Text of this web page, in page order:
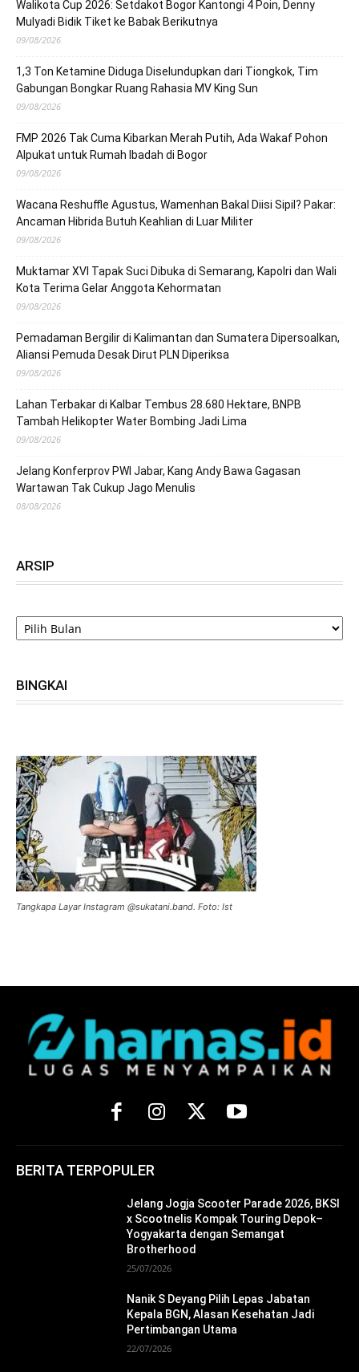
Walikota Cup 2026: Setdakot Bogor Kantongi 4 Poin, Denny
Mulyadi Bidik Tiket ke Babak Berikutnya
09/08/2026
1,3 Ton Ketamine Diduga Diselundupkan dari Tiongkok, Tim
Gabungan Bongkar Ruang Rahasia MV King Sun
09/08/2026
FMP 2026 Tak Cuma Kibarkan Merah Putih, Ada Wakaf Pohon
Alpukat untuk Rumah Ibadah di Bogor
09/08/2026
Wacana Reshuffle Agustus, Wamenhan Bakal Diisi Sipil? Pakar:
Ancaman Hibrida Butuh Keahlian di Luar Militer
09/08/2026
Muktamar XVI Tapak Suci Dibuka di Semarang, Kapolri dan Wali
Kota Terima Gelar Anggota Kehormatan
09/08/2026
Pemadaman Bergilir di Kalimantan dan Sumatera Dipersoalkan,
Aliansi Pemuda Desak Dirut PLN Diperiksa
09/08/2026
Lahan Terbakar di Kalbar Tembus 28.680 Hektare, BNPB
Tambah Helikopter Water Bombing Jadi Lima
09/08/2026
Jelang Konferprov PWI Jabar, Kang Andy Bawa Gagasan
Wartawan Tak Cukup Jago Menulis
08/08/2026
ARSIP
ARSIP
BINGKAI
Tangkapa Layar Instagram @sukatani.band. Foto: Ist
BERITA TERPOPULER
Jelang Jogja Scooter Parade 2026, BKSI
x Scootnelis Kompak Touring Depok–
Yogyakarta dengan Semangat
Brotherhood
25/07/2026
Nanik S Deyang Pilih Lepas Jabatan
Kepala BGN, Alasan Kesehatan Jadi
Pertimbangan Utama
22/07/2026